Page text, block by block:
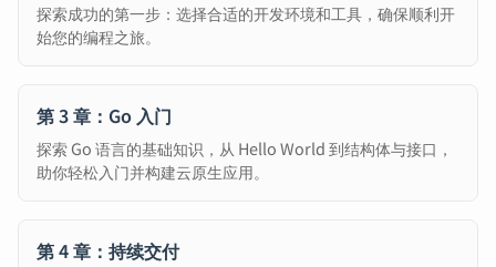
探索成功的第一步：选择合适的开发环境和工具，确保顺利开
始您的编程之旅。
第 3 章：Go 入门
探索 Go 语言的基础知识，从 Hello World 到结构体与接口，
助你轻松入门并构建云原生应用。
第 4 章：持续交付